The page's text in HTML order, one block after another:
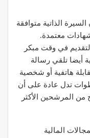
الذاتية متوافقة
معتمدة.
في وقت مبكر
أيضا تلقي رسالة
هاتفية أو شخصية
تدل عادة على أن
من المرشحين الأكثر
المالية